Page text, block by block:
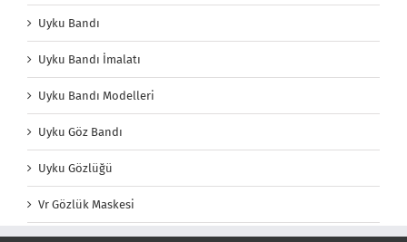
Uyku Bandı
Uyku Bandı İmalatı
Uyku Bandı Modelleri
Uyku Göz Bandı
Uyku Gözlüğü
Vr Gözlük Maskesi